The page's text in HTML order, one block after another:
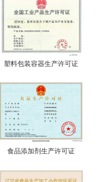
塑料包装容器生产许可证
食品添加剂生产许可证